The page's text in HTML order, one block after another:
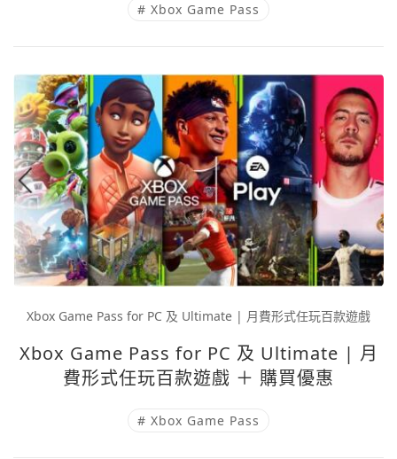
# Xbox Game Pass
Xbox Game Pass for PC 及 Ultimate | 月費形式任玩百款遊戲
Xbox Game Pass for PC 及 Ultimate | 月
費形式任玩百款遊戲 ＋ 購買優惠
# Xbox Game Pass